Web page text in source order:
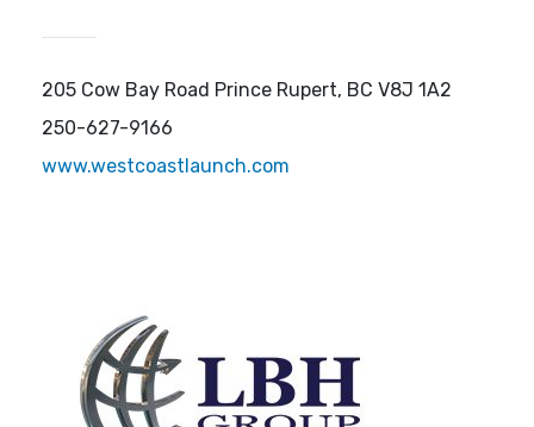
205 Cow Bay Road Prince Rupert, BC V8J 1A2
250-627-9166
www.westcoastlaunch.com